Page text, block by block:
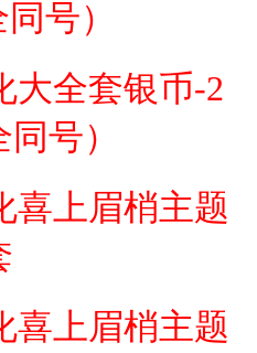
号）
大全套银币-2
号）
喜上眉梢主题
喜上眉梢主题